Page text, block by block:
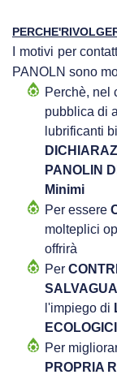
I motivi per
PANOLN sono
Perchè, nel
pubblica di
lubrificanti
PANOLIN
Minimi
Per essere
molteplici
offrirà
Per
l'impiego di
ECOLOGICI
Per
PROPRIA